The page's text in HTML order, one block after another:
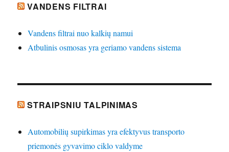
VANDENS FILTRAI
Vandens filtrai nuo kalkių namui
Atbulinis osmosas yra geriamo vandens sistema
STRAIPSNIU TALPINIMAS
Automobilių supirkimas yra efektyvus transporto
priemonės gyvavimo ciklo valdyme